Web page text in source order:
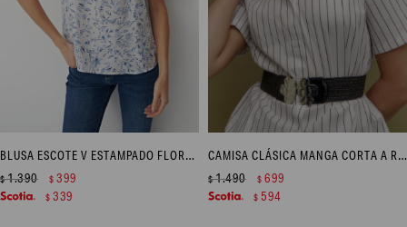
BLUSA ESCOTE V ESTAMPADO FLORAL - CELESTE
$1.390 $ 399
$ 339
CAMISA CLÁSICA MANGA CORTA A RAYAS - AZUL MARINO
$1.490 $ 699
$ 594